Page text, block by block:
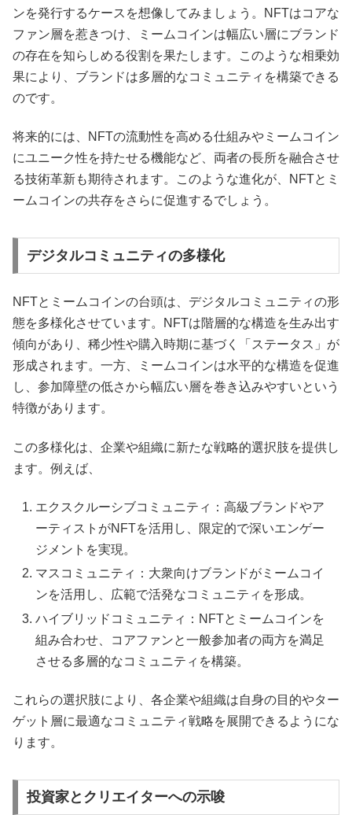
ンを発行するケースを想像してみましょう。NFTはコアな
ファン層を惹きつけ、ミームコインは幅広い層にブランド
の存在を知らしめる役割を果たします。このような相乗効
果により、ブランドは多層的なコミュニティを構築できる
のです。
将来的には、NFTの流動性を高める仕組みやミームコイン
にユニーク性を持たせる機能など、両者の長所を融合させ
る技術革新も期待されます。このような進化が、NFTとミ
ームコインの共存をさらに促進するでしょう。
デジタルコミュニティの多様化
NFTとミームコインの台頭は、デジタルコミュニティの形
態を多様化させています。NFTは階層的な構造を生み出す
傾向があり、稀少性や購入時期に基づく「ステータス」が
形成されます。一方、ミームコインは水平的な構造を促進
し、参加障壁の低さから幅広い層を巻き込みやすいという
特徴があります。
この多様化は、企業や組織に新たな戦略的選択肢を提供し
ます。例えば、
エクスクルーシブコミュニティ：高級ブランドやア
ーティストがNFTを活用し、限定的で深いエンゲー
ジメントを実現。
マスコミュニティ：大衆向けブランドがミームコイ
ンを活用し、広範で活発なコミュニティを形成。
ハイブリッドコミュニティ：NFTとミームコインを
組み合わせ、コアファンと一般参加者の両方を満足
させる多層的なコミュニティを構築。
これらの選択肢により、各企業や組織は自身の目的やター
ゲット層に最適なコミュニティ戦略を展開できるようにな
ります。
投資家とクリエイターへの示唆